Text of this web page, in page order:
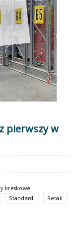
pierwszy w
kreskowe
Standard
Retail